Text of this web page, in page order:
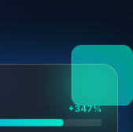
+347%